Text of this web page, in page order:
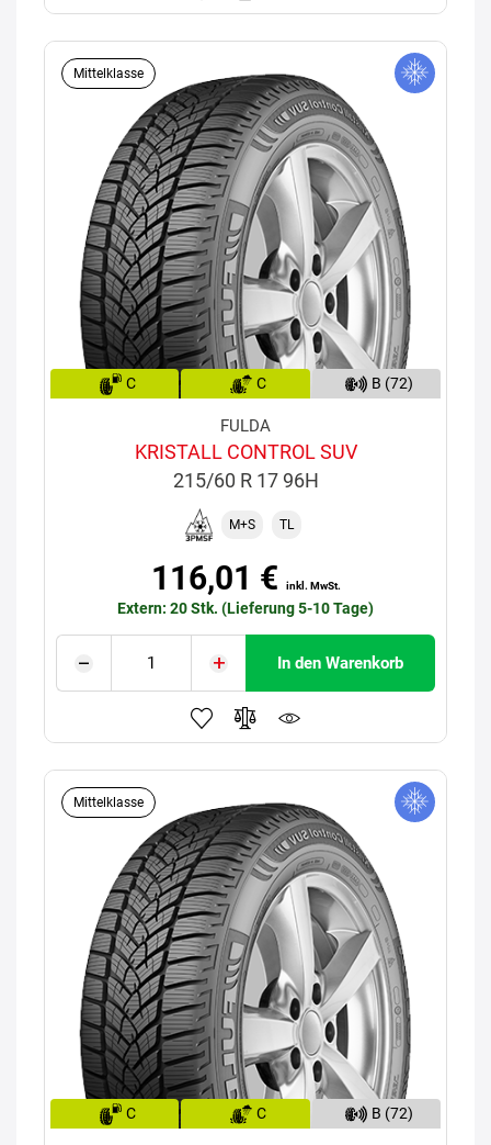
Mittelklasse
C C B (72)
FULDA
KRISTALL CONTROL SUV
215/60 R 17 96H
M+S TL
116,01 € inkl. MwSt.
Extern: 20 Stk. (Lieferung 5-10 Tage)
In den Warenkorb
Mittelklasse
C C B (72)